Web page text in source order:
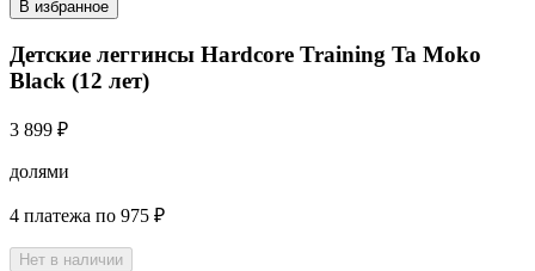
В избранное
Детские леггинсы Hardcore Training Ta Moko
Black (12 лет)
3 899 ₽
долями
4 платежа по 975 ₽
Нет в наличии